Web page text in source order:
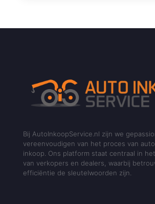
Bij AutoInkoopService.nl zijn we
vereenvoudigen van het proces van
inkoop. Ons platform staat centraal in
van verkopers en dealers, waarbij
efficiëntie de sleutelwoorden zijn.